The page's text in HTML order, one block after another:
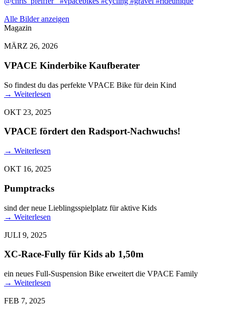
Alle Bilder anzeigen
Magazin
MÄRZ 26, 2026
VPACE Kinderbike Kaufberater
So findest du das perfekte VPACE Bike für dein Kind
→ Weiterlesen
OKT 23, 2025
VPACE fördert den Radsport-Nachwuchs!
→ Weiterlesen
OKT 16, 2025
Pumptracks
sind der neue Lieblingsspielplatz für aktive Kids
→ Weiterlesen
JULI 9, 2025
XC-Race-Fully für Kids ab 1,50m
ein neues Full-Suspension Bike erweitert die VPACE Family
→ Weiterlesen
FEB 7, 2025